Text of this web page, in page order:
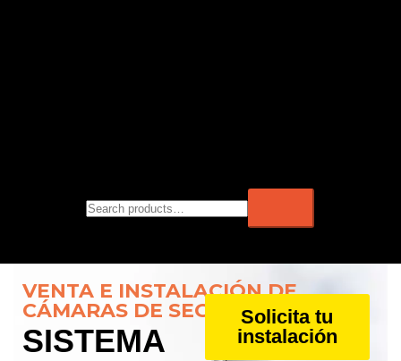
VENTA E INSTALACIÓN DE
CÁMARAS DE SEGURIDAD
SISTEMA
Solicita tu
instalación